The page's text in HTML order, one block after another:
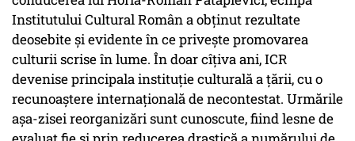
Institutului Cultural Român a obţinut rezultate
deosebite şi evidente în ce priveşte promovarea
culturii scrise în lume. În doar cîţiva ani, ICR
devenise principala instituţie culturală a ţării, cu o
recunoaştere internaţională de necontestat. Urmările
aşa-zisei reorganizări sunt cunoscute, fiind lesne de